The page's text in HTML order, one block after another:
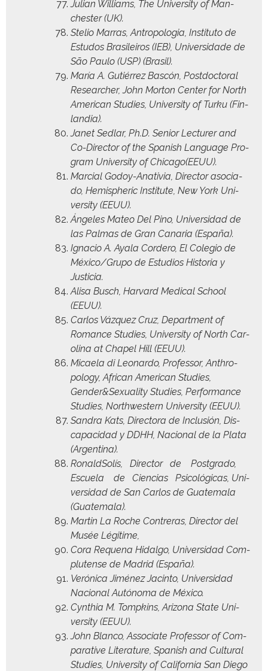
Julian Williams, The Uni­ver­si­ty of Man­
ches­ter (UK).
Ste­lio Mar­ras, Antropolo­gia, Insti­tu­to de
Estu­dos Brasileiros (IEB), Uni­ver­si­dade de
São Paulo (USP) (Brasil).
María A. Gutiér­rez Bascón, Post­doc­tor­al
Researcher, John Mor­ton Cen­ter for North
Amer­i­can Stud­ies, Uni­ver­si­ty of Turku (Fin­
lan­dia).
Janet Sed­lar, Ph.D. Senior Lec­tur­er and
Co-Direc­tor of the Span­ish Lan­guage Pro­
gram Uni­ver­si­ty of Chicago(EEUU).
Mar­cial Godoy-Ana­tivia, Direc­tor aso­ci­a­
do, Hemi­spher­ic Insti­tute, New York Uni­
ver­si­ty (EEUU).
Ánge­les Mateo Del Pino, Uni­ver­si­dad de
las Pal­mas de Gran Canaria (España).
Igna­cio A. Ayala Cordero, El Cole­gio de
México/Grupo de Estu­dios His­to­ria y
Justicia.
Alisa Busch, Har­vard Med­ical School
(EEUU).
Car­los Vázquez Cruz, Depart­ment of
Romance Stud­ies, Uni­ver­si­ty of North Car­
oli­na at Chapel Hill (EEUU).
Micaela di Leonar­do, Pro­fes­sor, Anthro­
pol­o­gy, African Amer­i­can Stud­ies,
Gender&Sexuality Stud­ies, Per­for­mance
Stud­ies, North­west­ern Uni­ver­si­ty (EEUU).
San­dra Kats, Direc­to­ra de Inclusión, Dis­
capaci­dad y DDHH, Nacional de la Pla­ta
(Argenti­na).
Ronald­Solís, Direc­tor de Post­gra­do,
Escuela de Cien­cias Psi­cológ­i­cas, Uni­
ver­si­dad de San Car­los de Guatemala
(Guatemala).
Mar­tin La Roche Con­tr­eras, Direc­tor del
Musée Légitime,
Cora Reque­na Hidal­go, Uni­ver­si­dad Com­
plutense de Madrid (España).
Veróni­ca Jiménez Jac­in­to, Uni­ver­si­dad
Nacional Autóno­ma de México.
Cyn­thia M. Tomp­kins, Ari­zona State Uni­
ver­si­ty (EEUU).
John Blan­co, Asso­ciate Pro­fes­sor of Com­
par­a­tive Lit­er­a­ture, Span­ish and Cul­tur­al
Stud­ies, Uni­ver­si­ty of Cal­i­for­nia San Diego